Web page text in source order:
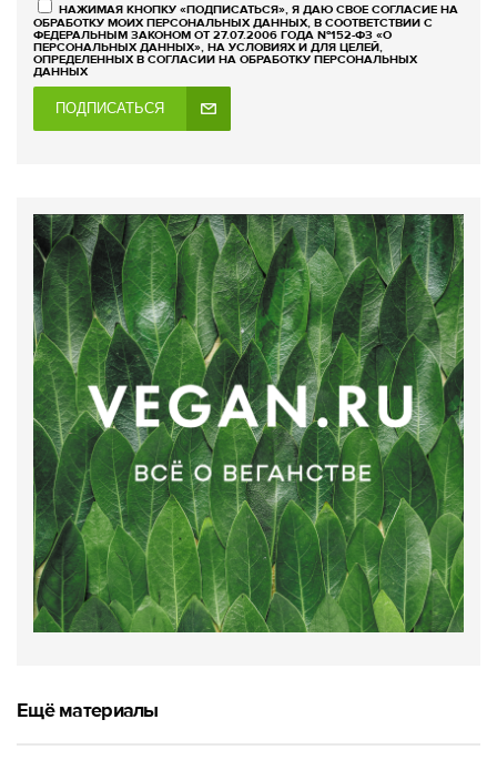
НАЖИМАЯ КНОПКУ «ПОДПИСАТЬСЯ», Я ДАЮ СВОЕ СОГЛАСИЕ НА
ОБРАБОТКУ МОИХ ПЕРСОНАЛЬНЫХ ДАННЫХ, В СООТВЕТСТВИИ С
ФЕДЕРАЛЬНЫМ ЗАКОНОМ ОТ 27.07.2006 ГОДА №152-ФЗ «О
ПЕРСОНАЛЬНЫХ ДАННЫХ», НА УСЛОВИЯХ И ДЛЯ ЦЕЛЕЙ,
ОПРЕДЕЛЕННЫХ В СОГЛАСИИ НА ОБРАБОТКУ ПЕРСОНАЛЬНЫХ
ДАННЫХ
ПОДПИСАТЬСЯ
Ещё материалы